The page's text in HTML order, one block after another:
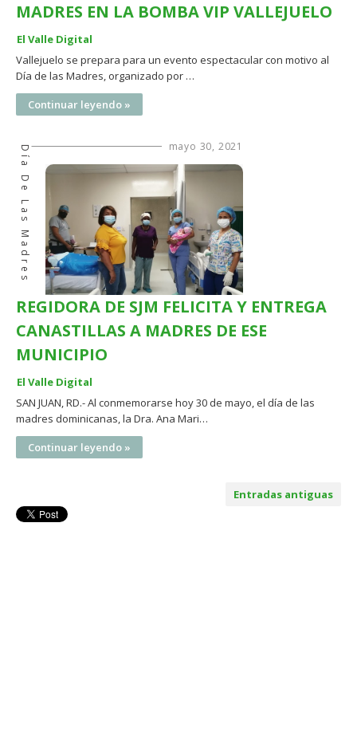
MADRES EN LA BOMBA VIP VALLEJUELO
El Valle Digital
Vallejuelo se prepara para un evento espectacular con motivo al
Día de las Madres, organizado por …
Continuar leyendo »
mayo 30, 2021
Día De Las Madres
REGIDORA DE SJM FELICITA Y ENTREGA
CANASTILLAS A MADRES DE ESE
MUNICIPIO
El Valle Digital
SAN JUAN, RD.- Al conmemorarse hoy 30 de mayo, el día de las
madres dominicanas, la Dra. Ana Mari…
Continuar leyendo »
Entradas antiguas